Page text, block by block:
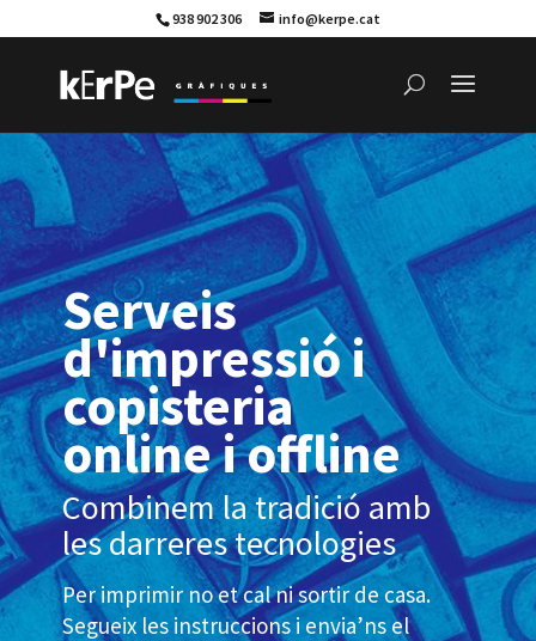
938 902 306 info@kerpe.cat
Serveis
d'impressió i
copisteria
online i offline
Combinem la tradició amb
les darreres tecnologies
Per imprimir no et cal ni sortir de casa.
Segueix les instruccions i envia’ns el